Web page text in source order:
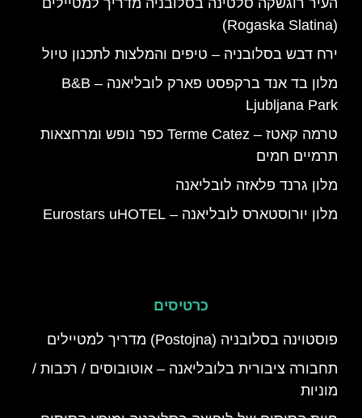
העיר רוגשקה סלטינה בסלובניה מדריך למטיילים
(Rogaska Slatina)
ירח דבש בסלובניה – טיפים והמלצות לתכנון טיול
מלון בד אנד ברקפסט פארק לובליאנה – B&B
Ljubljana Park
טרמה קאטז – Terme Catez כפר נופש ומרחצאות
תרמיים חמים
מלון גרנד פלאזה לובליאנה
מלון יורוסטארס לובליאנה – Eurostars uHOTEL
כרטיסים
פוסטוינה בסלובניה (Postojna) מדריך למטיילים
תחבורה ציבורית בלובליאנה – אוטובוסים / רכבות /
מוניות